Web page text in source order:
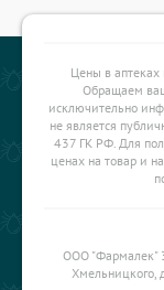
Цены в аптеках
Обращаем
исключительно
не является
437 ГК РФ. Для
ценах на товар и
ООО "Фармалек"